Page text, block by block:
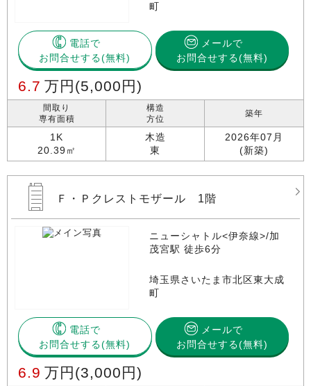
町
電話で
お問合せする
メールで
お問合せする(無料)
6.7 万円 (5,000円)
間取り
専有面積
1K
20.39㎡
構造
方位
木造
東
築年
2026年07月
(新築)
Ｆ・Ｐクレストモザール 1階
ニューシャトル<伊奈線>/加
茂宮駅 徒歩6分
埼玉県さいたま市北区東大成
町
電話で
お問合せする
メールで
お問合せする(無料)
6.9 万円 (3,000円)